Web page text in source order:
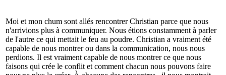
Moi et mon chum sont allés rencontrer Christian parce que nous
n'arrivions plus à communiquer. Nous étions constamment à parler
de l'autre ce qui mettait le feu au poudre. Christian a vraiment été
capable de nous montrer ou dans la communication, nous nous
perdions. Il est vraiment capable de nous montrer ce que nous
faisons qui crée le conflit et comment chacun nous pouvons faire